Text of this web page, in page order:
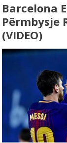
Barcelona
Përmbysje
(VIDEO)